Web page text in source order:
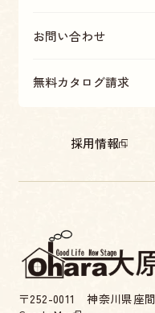
お問い合わせ
無料カタログ請求
採用情報
〒252-0011 神奈川県座